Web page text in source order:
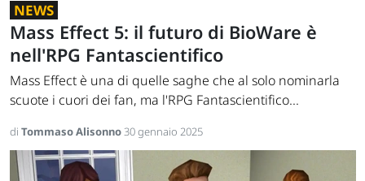
NEWS
Mass Effect 5: il futuro di BioWare è
nell'RPG Fantascientifico
Mass Effect è una di quelle saghe che al solo nominarla
scuote i cuori dei fan, ma l'RPG Fantascientifico...
di Tommaso Alisonno30 gennaio 2025